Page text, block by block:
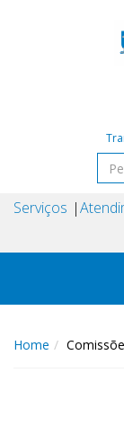
Serviços
Home